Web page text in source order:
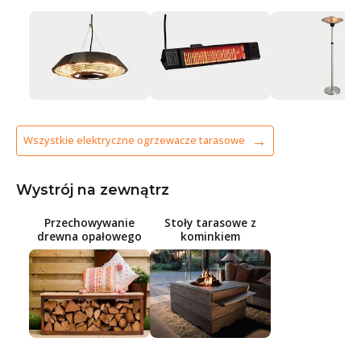
Wszystkie elektryczne ogrzewacze tarasowe
Wystrój na zewnątrz
Przechowywanie
drewna opałowego
Stoły tarasowe z
kominkiem